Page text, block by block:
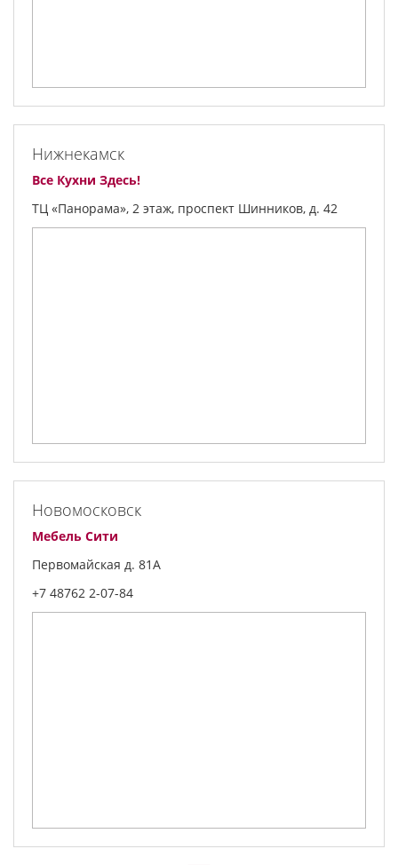
Нижнекамск
Все Кухни Здесь!
ТЦ «Панорама», 2 этаж, проспект Шинников, д. 42
Новомосковск
Мебель Сити
Первомайская д. 81А
+7 48762 2-07-84